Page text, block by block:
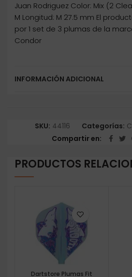
Juan Rodriguez Color: Mix (2
M Longitud: M 27.5 mm El
por 1 set de 3 plumas de la
Condor
INFORMACIÓN ADICIONAL
SKU: 44116 Categorías:
Compartir en
PRODUCTOS
Dartstore Plumas Fit